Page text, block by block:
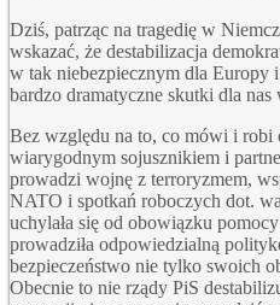
Dziś, patrząc na tragedię w
wskazać, że destabilizacja
w tak niebezpiecznym dla Europy
bardzo dramatyczne skutki dla nas
Bez względu na to, co mówi i robi
wiarygodnym sojusznikiem i
prowadzi wojnę z terroryzmem,
NATO i spotkań roboczych dot.
uchylała się od obowiązku
prowadziła odpowiedzialną
bezpieczeństwo nie tylko swoich
Obecnie to nie rządy PiS